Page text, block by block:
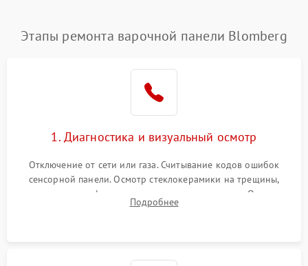
Этапы ремонта варочной панели Blomberg
1. Диагностика и визуальный осмотр
Отключение от сети или газа. Считывание кодов ошибок
сенсорной панели. Осмотр стеклокерамики на трещины,
проверка конфорок на равномерность нагрева. Опрос
клиента о симптомах (не включается, не видит посуду,
Подробнее